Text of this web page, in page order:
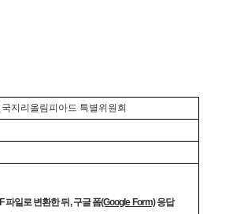
국지리올림피아드 특별위원회
파일로 변환한 뒤 ,구글 폼(Google Form) 응답